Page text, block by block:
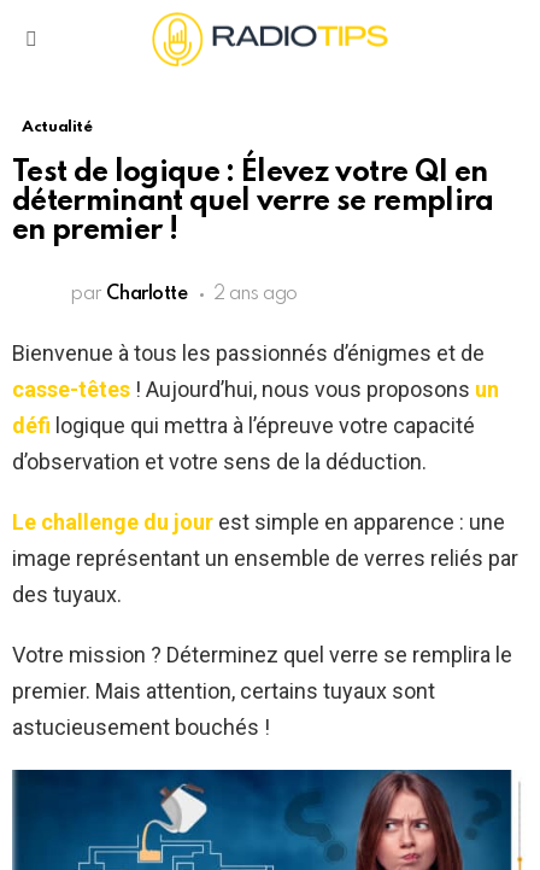
Actualité
Test de logique : Élevez votre QI en
déterminant quel verre se remplira
en premier !
par Charlotte 2 ans ago
Bienvenue à tous les passionnés d’énigmes et de
casse-têtes ! Aujourd’hui, nous vous proposons un
défi logique qui mettra à l’épreuve votre capacité
d’observation et votre sens de la déduction.
Le challenge du jour est simple en apparence : une
image représentant un ensemble de verres reliés par
des tuyaux.
Votre mission ? Déterminez quel verre se remplira le
premier. Mais attention, certains tuyaux sont
astucieusement bouchés !